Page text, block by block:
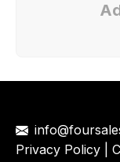
Privacy Policy